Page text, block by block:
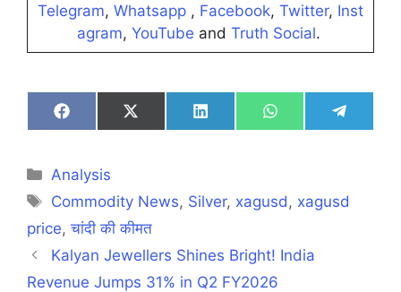
Telegram, Whatsapp , Facebook, Twitter, Inst
agram, YouTube and Truth Social.
Share
on
Share
on
Share
on
Share
on
Share
on
Categories
Analysis
Tags
Commodity News, Silver, xagusd, xagusd
price,चांदी की कीमत
Kalyan Jewellers Shines Bright! India
Revenue Jumps 31% in Q2 FY2026